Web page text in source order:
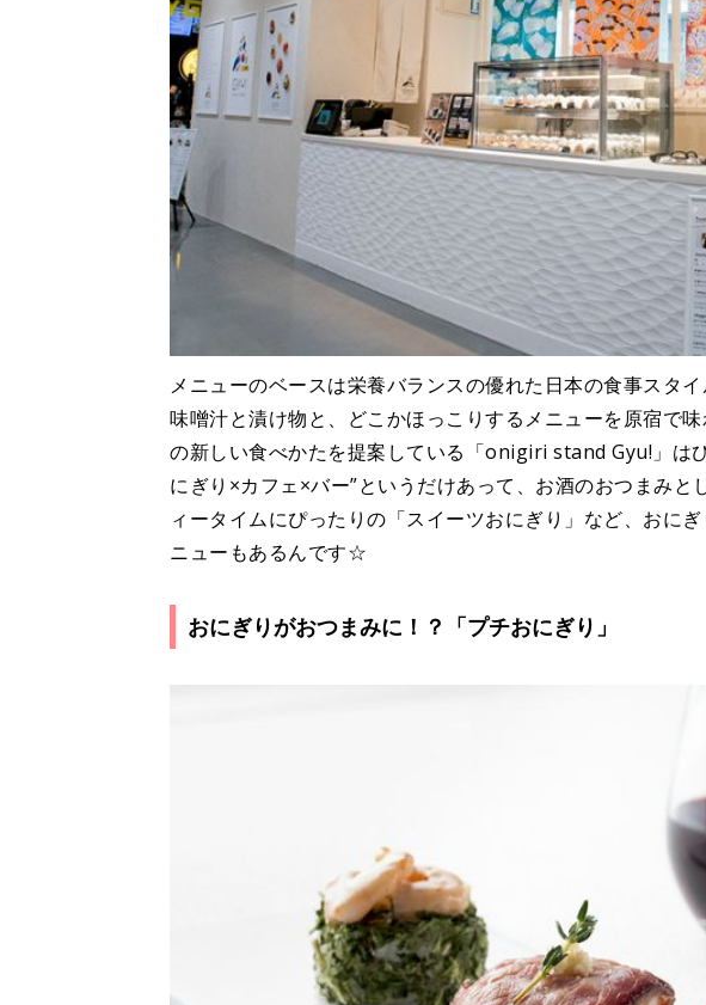
メニューのベースは栄養バランスの優れた日本の食事スタ
味噌汁と漬け物と、どこかほっこりするメニューを原宿で
の新しい食べかたを提案している「onigiri stand Gyu!」は
にぎり×カフェ×バー”というだけあって、お酒のおつまみと
ィータイムにぴったりの「スイーツおにぎり」など、おに
ニューもあるんです☆
おにぎりがおつまみに！？「プチおにぎり」